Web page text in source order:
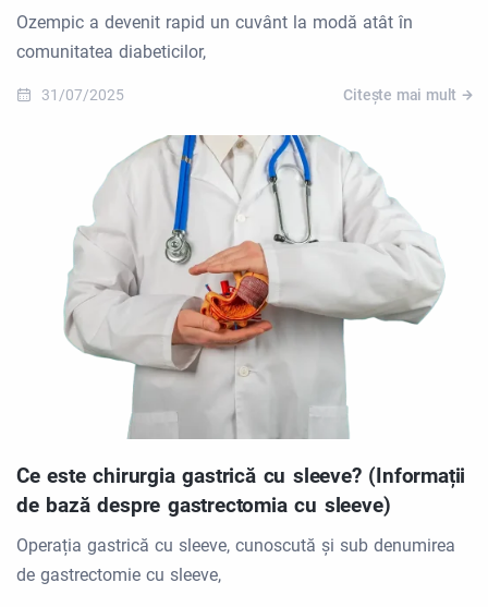
Ozempic a devenit rapid un cuvânt la modă atât în
comunitatea diabeticilor,
31/07/2025 Citește mai mult
Ce este chirurgia gastrică cu sleeve? (Informații
de bază despre gastrectomia cu sleeve)
Operația gastrică cu sleeve, cunoscută și sub denumirea
de gastrectomie cu sleeve,